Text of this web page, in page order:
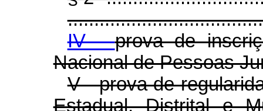
IV -prova de
Nacional de Pessoas
V - prova de
Estadual, Distrital e